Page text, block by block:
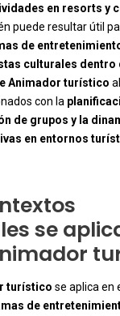
en resorts y
puede resultar útil
de
culturales dentro
Animador turístico
con la
de grupos y la
en entornos
se
turístico se aplica en
de